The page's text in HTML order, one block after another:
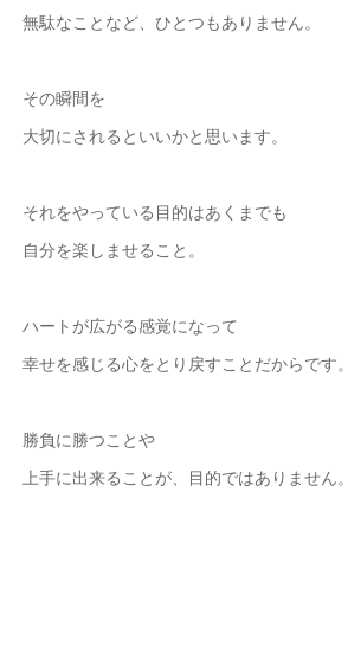
無駄なことなど、ひとつもありません。
その瞬間を
大切にされるといいかと思います。
それをやっている目的はあくまでも
自分を楽しませること。
ハートが広がる感覚になって
幸せを感じる心をとり戻すことだからです。
勝負に勝つことや
上手に出来ることが、目的ではありません。